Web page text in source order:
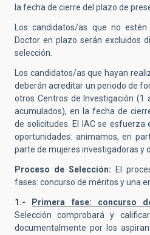
la fecha de cierre del plazo de
Los candidatos/as que no
Doctor en plazo serán excluidos
selección.
Los candidatos/as que hayan
deberán acreditar un periodo de
otros Centros de Investigación (1
acumulados), en la fecha de
de solicitudes. El IAC se esfuerza
oportunidades: animamos, en
parte de mujeres investigadoras y
Proceso de Selección:
El
fases: concurso de méritos y una
1.- Primera fase: concurso
Selección comprobará y
documentalmente por los